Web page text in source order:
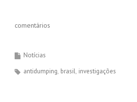
comentários
Notícias
antidumping brasil investigações